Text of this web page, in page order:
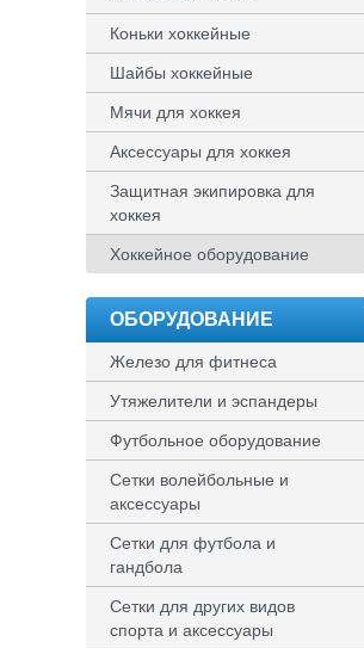
Коньки хоккейные
Шайбы хоккейные
Мячи для хоккея
Аксессуары для хоккея
Защитная экипировка для
хоккея
Хоккейное оборудование
ОБОРУДОВАНИЕ
Железо для фитнеса
Утяжелители и эспандеры
Футбольное оборудование
Сетки волейбольные и
аксессуары
Сетки для футбола и
гандбола
Сетки для других видов
спорта и аксессуары